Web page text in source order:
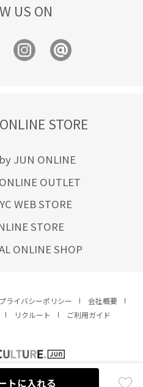
US ON
STORE
JUN ONLINE
OUTLET
WEB STORE
STORE
ONLINE SHOP
プライバシーポリシー
会社概要
リクルート ご利用ガイド
トに入れる